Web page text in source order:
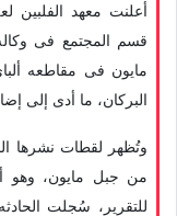
قسم المجتمع فی
مایون فی مقاطعه
البرکان، ما أدى إلى
وتُظهر لقطات نشرها
من جبل مایون، وهو